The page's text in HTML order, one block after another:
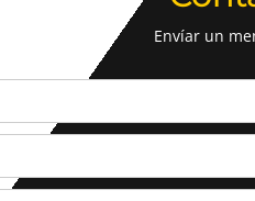
Envíar un